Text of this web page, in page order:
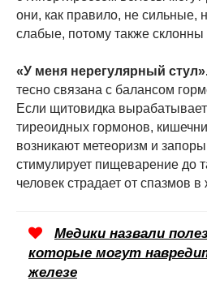
они, как правило, не сильные,
слабые, потому также
«У меня нерегулярный
тесно связана с балансом
Если щитовидка
тиреоидных гормонов,
возникают метеоризм и
стимулирует пищеварение до
человек страдает от спазмов
Медики назвали
которые могут
железе